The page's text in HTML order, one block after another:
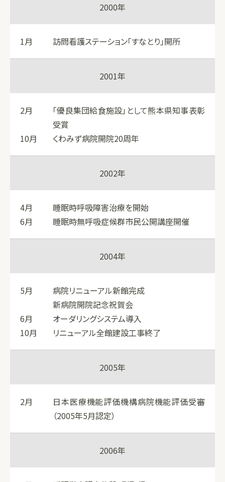
2000年
1月 訪問看護ステーション「すなとり」開所
2001年
2月
「優良集団給食施設」として熊本県知事表彰
受賞
10月
くわみず病院開院20周年
2002年
4月
睡眠時呼吸障害治療を開始
6月
睡眠時無呼吸症候群市民公開講座開催
2004年
5月
病院リニューアル新館完成
新病院開院記念祝賀会
6月
オーダリングシステム導入
10月
リニューアル全館建設工事終了
2005年
2月
日本医療機能評価機構病院機能評価受審
（2005年5月認定）
2006年